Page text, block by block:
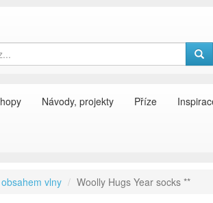
Návody, projekty Příze
vlny Woolly Hugs Year socks **